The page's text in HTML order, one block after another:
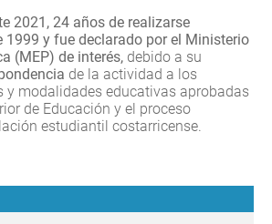
2021, 24 años de realizarse
1999 y fue declarado por el Ministerio
(MEP) de interés, debido a su
de la actividad a los
y modalidades educativas aprobadas
de Educación y el proceso
estudiantil costarricense.